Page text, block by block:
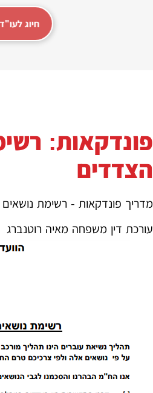
פונדקאות:
הצדדים
מדריך פונדקאות - רשימת נושאים
עורכת דין משפחה מאיה רוטנברג
054-4705733